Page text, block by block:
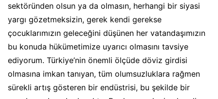
sektöründen olsun ya da olmasın, herhangi bir siyasi
yargı gözetmeksizin, gerek kendi gerekse
çocuklarımızın geleceğini düşünen her vatandaşımızın
bu konuda hükümetimize uyarıcı olmasını tavsiye
ediyorum. Türkiye’nin önemli ölçüde döviz girdisi
olmasına imkan tanıyan, tüm olumsuzluklara rağmen
sürekli artış gösteren bir endüstrisi, bu şekilde bir